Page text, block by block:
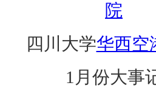
健康须知
院
四川大学华西空
1月份大事